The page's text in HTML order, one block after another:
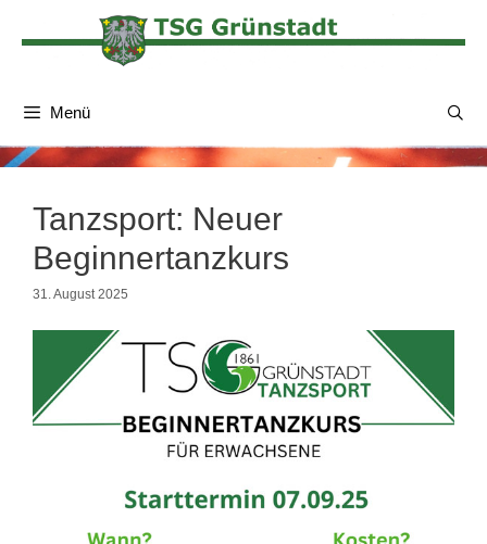
springen
Menü
Tanzsport: Neuer
Beginnertanzkurs
31. August 2025